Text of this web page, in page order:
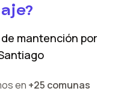
de mantención por
en +25 comunas